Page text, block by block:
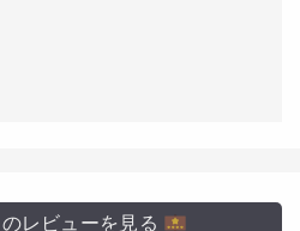
レビューを見る